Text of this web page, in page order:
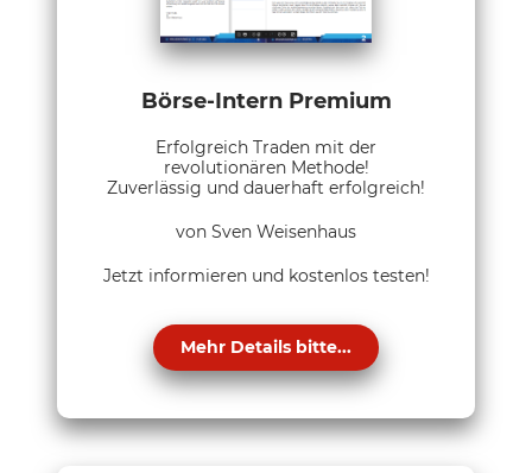
Börse-Intern Premium
Erfolgreich Traden mit der
revolutionären Methode!
Zuverlässig und dauerhaft erfolgreich!
von Sven Weisenhaus
Jetzt informieren und kostenlos testen!
Mehr Details bitte...